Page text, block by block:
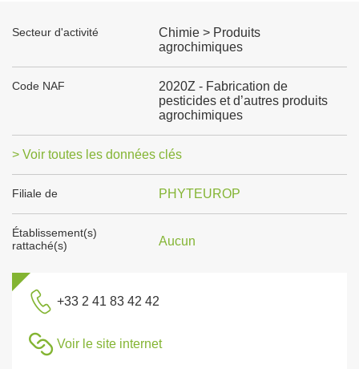
Secteur d'activité
Chimie > Produits
agrochimiques
Code NAF
2020Z - Fabrication de
pesticides et d’autres produits
agrochimiques
> Voir toutes les données clés
Filiale de PHYTEUROP
Établissement(s)
rattaché(s)
Aucun
+33 2 41 83 42 42
Voir le site internet